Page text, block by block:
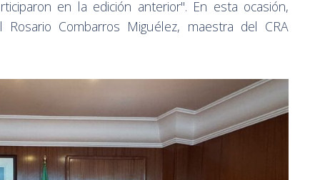
en la edición anterior". En esta ocasión,
Combarros Miguélez, maestra del CRA